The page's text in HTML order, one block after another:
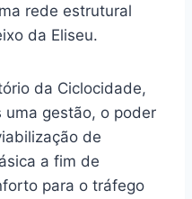
rede estrutural
da Eliseu.
da Ciclocidade,
uma gestão, o poder
de
a fim de
para o tráfego